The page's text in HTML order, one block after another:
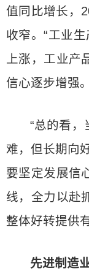
值同比增长，
收窄。“工业
上涨，工业产
信心逐步增强
“总的看，
难，但长期向
要坚定发展信
线，全力以赴
整体好转提供
先进制造